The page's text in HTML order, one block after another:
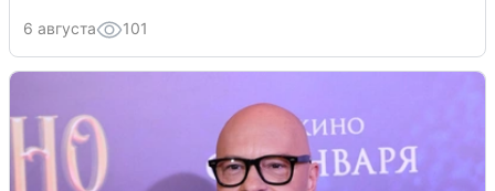
6 августа 101